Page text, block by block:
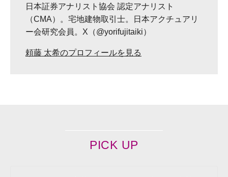
日本証券アナリスト協会 認定アナリスト
（CMA）。宅地建物取引士。日本アクチュアリ
ー会研究会員。X（@yorifujitaiki）
頼藤 太希のプロフィールを見る
PICK UP